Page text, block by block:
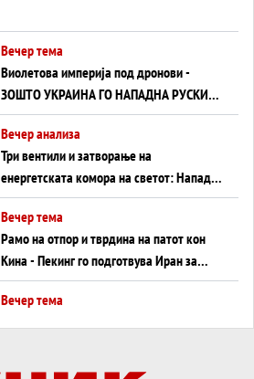
Вечер тема
Виолетова империја под дронови -
ЗОШТО УКРАИНА ГО НАПАДНА РУСКИОТ
WILDBERRIES
Вечер анализа
Три вентили и затворање на
енергетската комора на светот: Нападот
во Суец најавува глобален енергетски
инфаркт?
Вечер тема
Рамо на отпор и тврдина на патот кон
Кина - Пекинг го подготвува Иран за
американска копнена инвазија
Вечер тема